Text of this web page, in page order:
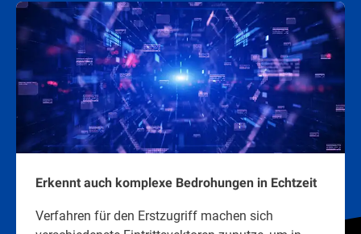
Erkennt auch komplexe Bedrohungen in Echtzeit
Verfahren für den Erstzugriff machen sich